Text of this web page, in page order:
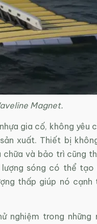
Magnet.
gia cố, không yêu
xuất. Thiết bị
và bảo trì cũng
sóng có thể tạo
thấp giúp nó cạnh
nghiệm trong